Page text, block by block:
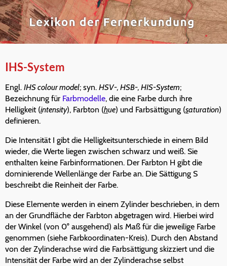
IHS-System
Engl. IHS colour model; syn. HSV-, HSB-, HIS-System;
Bezeichnung für Farbmodelle, die eine Farbe durch ihre
Helligkeit (intensity), Farbton (hue) und Farbsättigung (saturation)
definieren.
Die Intensität I gibt die Helligkeitsunterschiede in einem Bild
wieder, die Werte liegen zwischen schwarz und weiß. Sie
enthalten keine Farbinformationen. Der Farbton H gibt die
dominierende Wellenlänge der Farbe an. Die Sättigung S
beschreibt die Reinheit der Farbe.
Diese Elemente werden in einem Zylinder beschrieben, in dem
an der Grundfläche der Farbton abgetragen wird. Hierbei wird
der Winkel (von 0° ausgehend) als Maß für die jeweilige Farbe
genommen (siehe Farbkoordinaten-Kreis). Durch den Abstand
von der Zylinderachse wird die Farbsättigung skizziert und die
Intensität der Farbe wird an der Zylinderachse selbst